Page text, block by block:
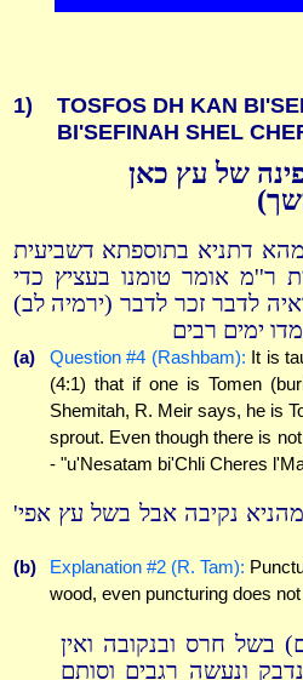
1)
TOSFOS DH KAN
BI'SEFINAH SHEL
של עץ כאן
מהא דתניא בתוספתא דשביעית
ר''מ אומר טומנו בעציץ כדי
לדבר זכר לדבר (ירמיה לב)
ימים רבים
(a) Question #4 (Rashbam): It is
(4:1) that if one is Tomen
Shemitah, R. Meir says, he is
sprout. Even though there is
- "u'Nesatam bi'Chli Cheres
נקיבה אבל בשל עץ אפי'
(b) Explanation #2 (R. Tam):
wood, even puncturing does
בשל חרס ובנקובה ואין
ונעשה רגבים וסותם